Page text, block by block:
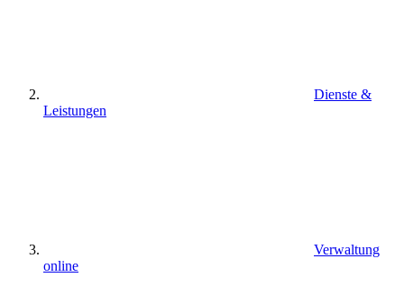
Dienste &
Leistungen
Verwaltung
online